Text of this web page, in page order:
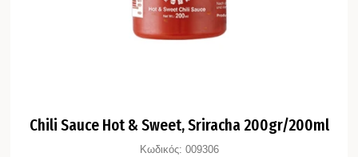
Chili Sauce Hot & Sweet, Sriracha 200gr/200ml
Κωδικός: 009306